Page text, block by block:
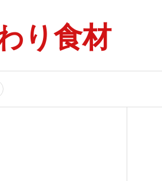
り食材
検
索